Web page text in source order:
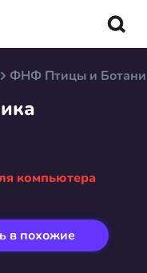
ФНФ Птицы и
компьютера
в похожие